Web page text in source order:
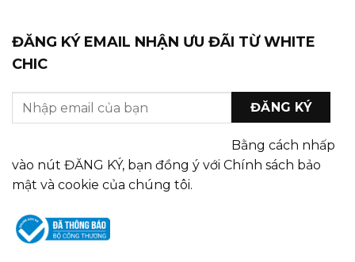
ĐĂNG KÝ EMAIL NHẬN ƯU ĐÃI TỪ WHITE
CHIC
Bằng cách nhấp
vào nút ĐĂNG KÝ, bạn đồng ý với Chính sách bảo
mật và cookie của chúng tôi.